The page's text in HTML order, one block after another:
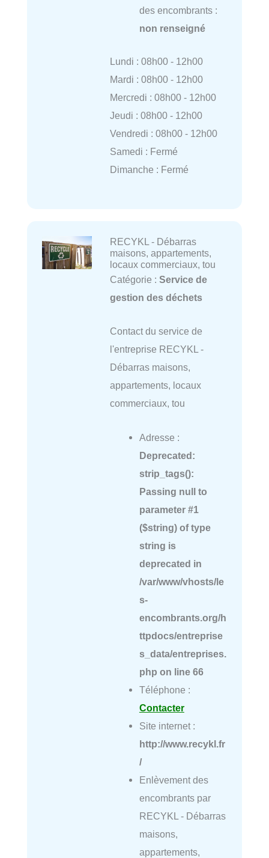
des encombrants :
non renseigné
Lundi : 08h00 - 12h00
Mardi : 08h00 - 12h00
Mercredi : 08h00 - 12h00
Jeudi : 08h00 - 12h00
Vendredi : 08h00 - 12h00
Samedi : Fermé
Dimanche : Fermé
RECYKL - Débarras
maisons, appartements,
locaux commerciaux, tou
Catégorie : Service de
gestion des déchets
Contact du service de
l'entreprise RECYKL -
Débarras maisons,
appartements, locaux
commerciaux, tou
Adresse :
Deprecated:
strip_tags():
Passing null to
parameter #1
($string) of type
string is
deprecated in
/var/www/vhosts/le
s-
encombrants.org/h
ttpdocs/entreprise
s_data/entreprises.
php on line 66
Téléphone :
Contacter
Site internet :
http://www.recykl.fr
/
Enlèvement des
encombrants par
RECYKL - Débarras
maisons,
appartements,